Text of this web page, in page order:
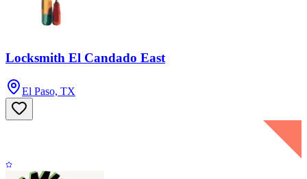
Locksmith El Candado East
El Paso, TX